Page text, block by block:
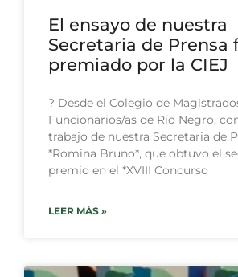
El ensayo de nuestra
Secretaria de Prensa
premiado por la CIEJ
? Desde el Colegio de
Funcionarios/as de Río Negro,
trabajo de nuestra Secretaria de
*Romina Bruno*, que obtuvo el
premio en el *XVIII Concurso
LEER MÁS »